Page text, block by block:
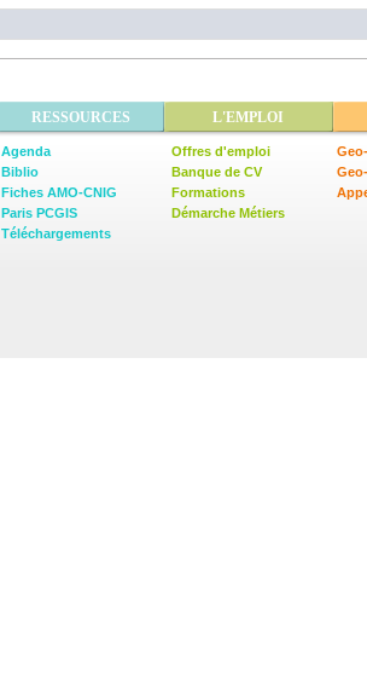
RESSOURCES L'EMPLOI
Agenda
Biblio
Fiches AMO-CNIG
Paris PCGIS
Téléchargements
Offres d'emploi
Banque de CV
Formations
Démarche Métiers